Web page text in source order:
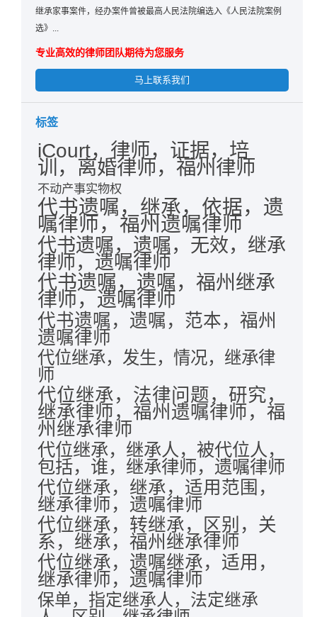
继承家事案件，经办案件曾被最高人民法院编选入《人民法院案例
选》...
专业高效的律师团队期待为您服务
马上联系我们
标签
iCourt，律师，证据，培
训，离婚律师，福州律师
不动产事实物权
代书遗嘱，继承，依据，遗
嘱律师，福州遗嘱律师
代书遗嘱，遗嘱，无效，继承
律师，遗嘱律师
代书遗嘱，遗嘱，福州继承
律师，遗嘱律师
代书遗嘱，遗嘱，范本，福州
遗嘱律师
代位继承，发生，情况，继承律
师
代位继承，法律问题，研究，
继承律师，福州遗嘱律师，福
州继承律师
代位继承，继承人，被代位人，
包括，谁，继承律师，遗嘱律师
代位继承，继承，适用范围，
继承律师，遗嘱律师
代位继承，转继承，区别，关
系，继承，福州继承律师
代位继承，遗嘱继承，适用，
继承律师，遗嘱律师
保单，指定继承人，法定继承